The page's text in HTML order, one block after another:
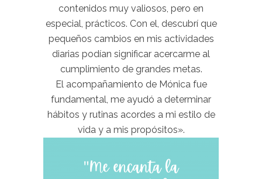
contenidos muy valiosos, pero en
especial, prácticos. Con el, descubrí que
pequeños cambios en mis actividades
diarias podían significar acercarme al
cumplimiento de grandes metas.
El acompañamiento de Mónica fue
fundamental, me ayudó a determinar
hábitos y rutinas acordes a mi estilo de
vida y a mis propósitos».